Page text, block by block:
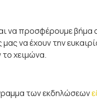
να προσφέρουμε βήμα
να έχουν την
χειμώνα.
των εκδηλώσεων